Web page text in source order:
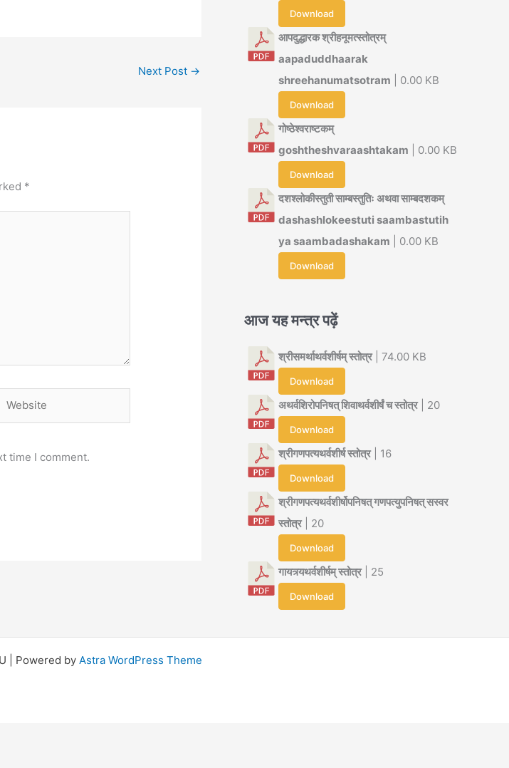
Next Post →
*
time I comment.
Download
आपदुद्धारक श्रीहनूमत्स्तोत्रम्
aapaduddhaarak
shreehanumatsotram | 0.00 KB
Download
गोष्ठेश्वराष्टकम्
goshtheshvaraashtakam | 0.00 KB
Download
दशश्लोकीस्तुती साम्बस्तुतिः अथवा साम्बदशकम्
dashashlokeestuti saambastutih
ya saambadashakam | 0.00 KB
Download
आज यह मन्त्र पढ़ें
श्रीसमर्थाथर्वशीर्षम् स्तोत्र| 74.00 KB
Download
अथर्वशिरोपनिषत् शिवाथर्वशीर्षं च स्तोत्र| 20
Download
श्रीगणपत्यथर्वशीर्ष स्तोत्र| 16
Download
श्रीगणपत्यथर्वशीर्षोपनिषत् गणपत्युपनिषत् सस्वर
स्तोत्र| 20
Download
गायत्र्यथर्वशीर्षम् स्तोत्र| 25
Download
| Powered by Astra WordPress Theme